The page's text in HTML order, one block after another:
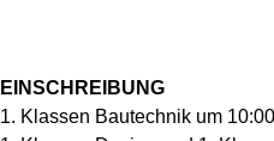
EINSCHREIBUNG
1. Klassen Bautechnik um